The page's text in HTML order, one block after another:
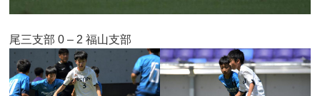
尾三支部 0 – 2 福山支部